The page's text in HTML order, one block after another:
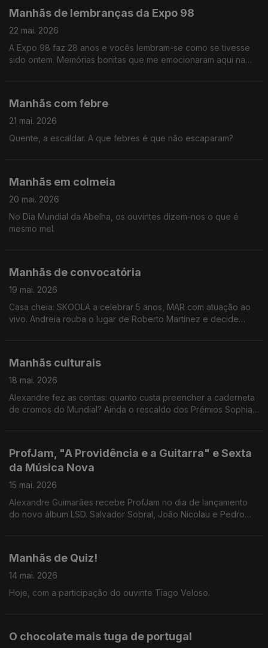
Manhãs de lembranças da Expo 98
22 mai. 2026
A Expo 98 faz 28 anos e vocês lembram-se como se tivesse
sido ontem. Memórias bonitas que me emocionaram aqui na
Manhãs com febre
21 mai. 2026
Quente, a escaldar. A que febres é que não escaparam?
Manhãs em colmeia
20 mai. 2026
No Dia Mundial da Abelha, os ouvintes dizem-nos o que é
mesmo mel.
Manhãs de convocatória
19 mai. 2026
Casa cheia: SKOOLA a celebrar 5 anos, MAR com atuação ao
vivo. Andreia rouba o lugar de Roberto Martínez e decide
Manhãs culturais
18 mai. 2026
Alexandre fez as contas: quanto custa preencher a caderneta
de cromos do Mundial? Ainda o rescaldo dos Prémios Sophia,
ProfJam, "A Providência e a Guitarra" e Sexta
da Música Nova
15 mai. 2026
Alexandre Guimarães recebe ProfJam no dia de lançamento
do novo álbum LSD. Salvador Sobral, João Nicolau e Pedro
Manhãs de Quiz!
14 mai. 2026
Hoje, com a participação do ouvinte Tiago Veloso.
O chocolate mais tuga de portugal